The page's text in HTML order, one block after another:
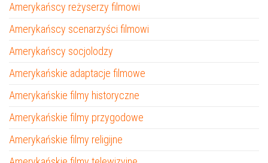
Amerykańscy reżyserzy filmowi
Amerykańscy scenarzyści filmowi
Amerykańscy socjolodzy
Amerykańskie adaptacje filmowe
Amerykańskie filmy historyczne
Amerykańskie filmy przygodowe
Amerykańskie filmy religijne